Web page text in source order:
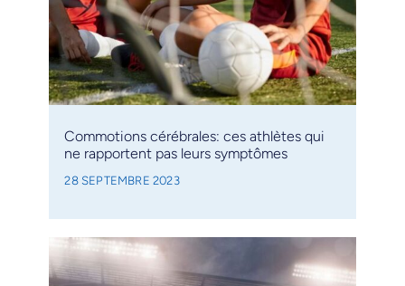
Commotions cérébrales: ces athlètes qui
ne rapportent pas leurs symptômes
28 SEPTEMBRE 2023